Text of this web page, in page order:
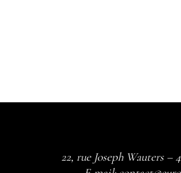
22, rue Joseph Wauters –